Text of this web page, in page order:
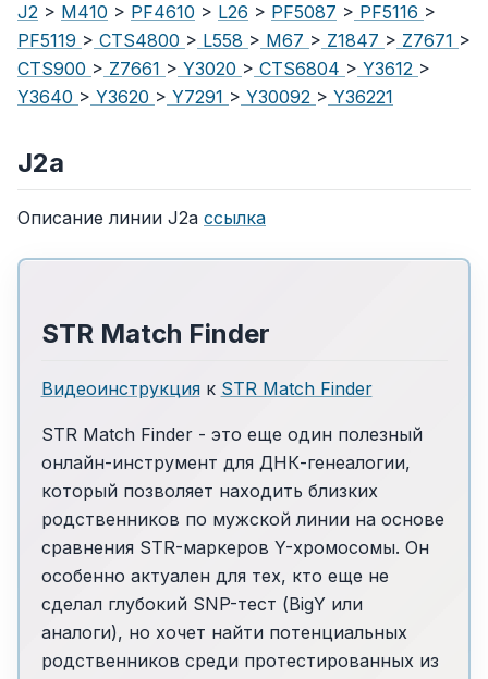
J2 > M410 > PF4610 > L26 > PF5087 > PF5116 >
PF5119 > CTS4800 > L558 > M67 > Z1847 > Z7671 >
CTS900 > Z7661 > Y3020 > CTS6804 > Y3612 >
Y3640 > Y3620 > Y7291 > Y30092 > Y36221
J2a
Описание линии J2a ссылка
STR Match Finder
Видеоинструкцияк STR Match Finder
STR Match Finder - это еще один полезный
онлайн-инструмент для ДНК-генеалогии,
который позволяет находить близких
родственников по мужской линии на основе
сравнения STR-маркеров Y-хромосомы. Он
особенно актуален для тех, кто еще не
сделал глубокий SNP-тест (BigY или
аналоги), но хочет найти потенциальных
родственников среди протестированных из